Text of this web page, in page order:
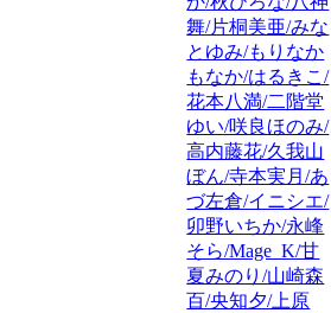
舞/片桐美亜/みな
とゆみ/もりなか
もなか/はるきこ/
花本八満/二階堂
ゆい/咲良ほのみ/
高内藤花/久我山
ぼん/寺本実月/あ
づ左倉/イニシエ/
卯野いちか/永峰
そら/Mage_K/甘
夏みのり/山崎森
百/央知夕/上原